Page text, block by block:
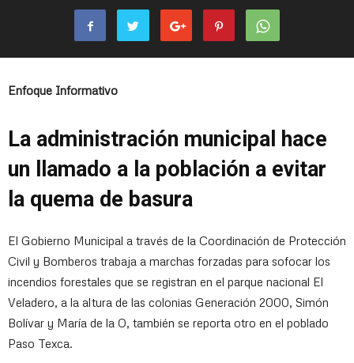
Enfoque Informativo
La administración municipal hace
un llamado a la población a evitar
la quema de basura
El Gobierno Municipal a través de la Coordinación de Protección
Civil y Bomberos trabaja a marchas forzadas para sofocar los
incendios forestales que se registran en el parque nacional El
Veladero, a la altura de las colonias Generación 2000, Simón
Bolívar y María de la O, también se reporta otro en el poblado
Paso Texca.